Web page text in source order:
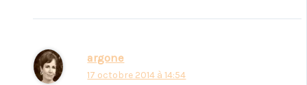
argone
17 octobre 2014 à 14:54